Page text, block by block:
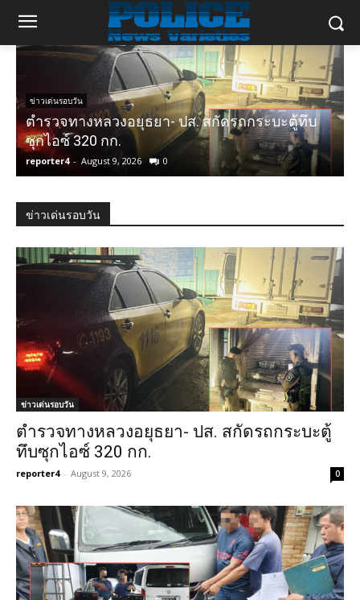
ข่าวเด่นรอบวัน
ตำรวจทางหลวงอยุธยา- ปส. สกัดรถกระบะตู้ทึบ
ซุกไอซ์ 320 กก.
reporter4 - August 9, 2026 0
ข่าวเด่นรอบวัน
ข่าวเด่นรอบวัน
ตำรวจทางหลวงอยุธยา- ปส. สกัดรถกระบะตู้
ทึบซุกไอซ์ 320 กก.
reporter4 - August 9, 2026 0